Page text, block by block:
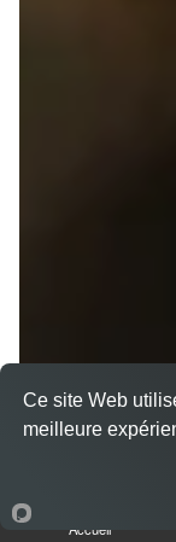
Accueil
Ce site Web
meilleure